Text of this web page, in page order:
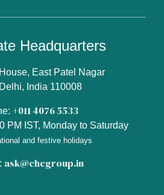
Headquarters
East Patel Nagar
India 110008
+011 4076 5533
PM IST, Monday to Saturday
and festive holidays
ask@chcgroup.in